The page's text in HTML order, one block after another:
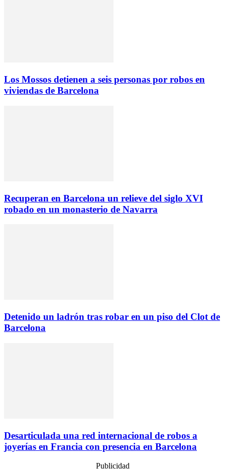
Los Mossos detienen a seis personas por robos en
viviendas de Barcelona
Recuperan en Barcelona un relieve del siglo XVI
robado en un monasterio de Navarra
Detenido un ladrón tras robar en un piso del Clot de
Barcelona
Desarticulada una red internacional de robos a
joyerías en Francia con presencia en Barcelona
Publicidad